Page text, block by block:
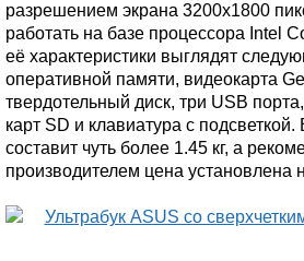
разрешением экрана 3200x1800
работать на базе процессора Intel
её характеристики выглядят
оперативной памяти, видеокарта
твердотельный диск, три USB
карт SD и клавиатура с
составит чуть более 1.45 кг, а
производителем цена установлена